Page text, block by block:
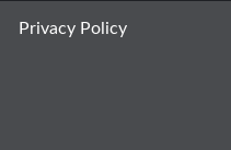
Privacy Policy